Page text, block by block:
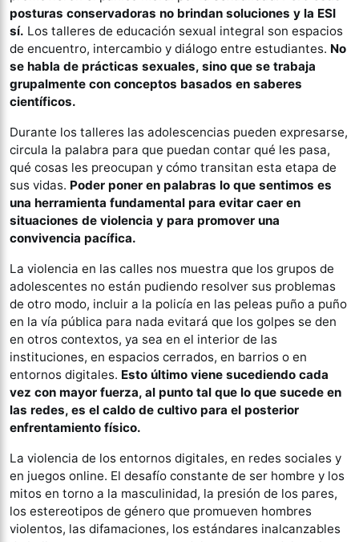
posturas conservadoras no brindan soluciones y la ESI
sí. Los talleres de educación sexual integral son espacios
de encuentro, intercambio y diálogo entre estudiantes. No
se habla de prácticas sexuales, sino que se trabaja
grupalmente con conceptos basados en saberes
científicos.
Durante los talleres las adolescencias pueden expresarse,
circula la palabra para que puedan contar qué les pasa,
qué cosas les preocupan y cómo transitan esta etapa de
sus vidas. Poder poner en palabras lo que sentimos es
una herramienta fundamental para evitar caer en
situaciones de violencia y para promover una
convivencia pacífica.
La violencia en las calles nos muestra que los grupos de
adolescentes no están pudiendo resolver sus problemas
de otro modo, incluir a la policía en las peleas puño a puño
en la vía pública para nada evitará que los golpes se den
en otros contextos, ya sea en el interior de las
instituciones, en espacios cerrados, en barrios o en
entornos digitales. Esto último viene sucediendo cada
vez con mayor fuerza, al punto tal que lo que sucede en
las redes, es el caldo de cultivo para el posterior
enfrentamiento físico.
La violencia de los entornos digitales, en redes sociales y
en juegos online. El desafío constante de ser hombre y los
mitos en torno a la masculinidad, la presión de los pares,
los estereotipos de género que promueven hombres
violentos, las difamaciones, los estándares inalcanzables